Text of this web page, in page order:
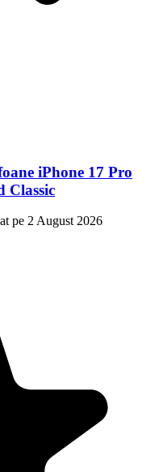
iPhone 17 Pro
Classic
pe 2 August 2026